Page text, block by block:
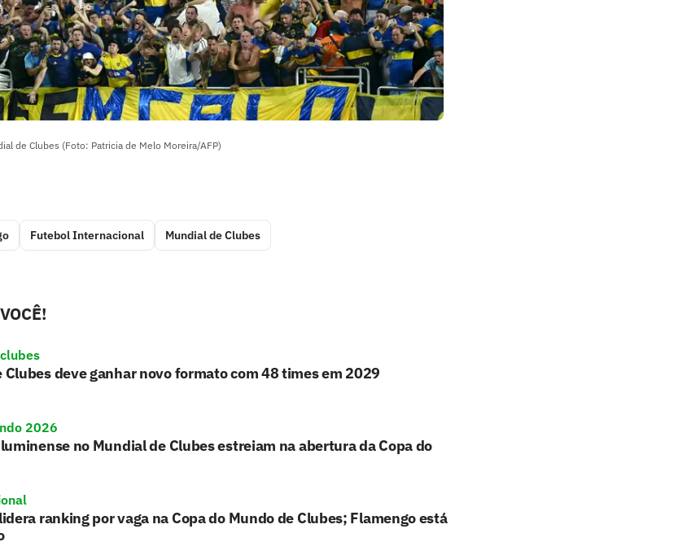
de Clubes (Foto: Patricia de Melo Moreira/AFP)
Futebol Internacional Mundial de Clubes
Clubes deve ganhar novo formato com 48 times em 2029
2026
no Mundial de Clubes estreiam na abertura da Copa do
ranking por vaga na Copa do Mundo de Clubes; Flamengo está